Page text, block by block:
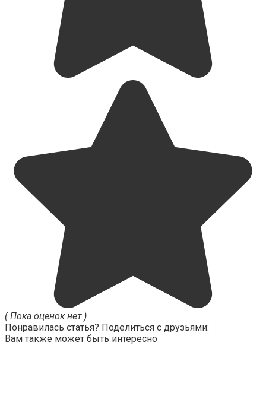
( Пока оценок нет )
Понравилась статья? Поделиться с друзьями:
Вам также может быть интересно